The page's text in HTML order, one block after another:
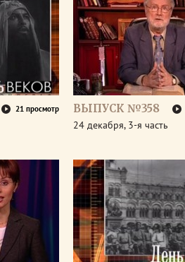
21 просмотр ВЫПУСК №358
24 декабря, 3-я часть